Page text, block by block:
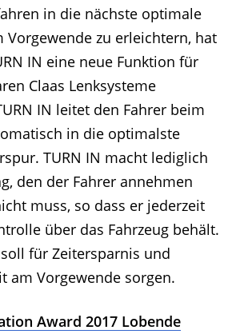
in die nächste optimale
Vorgewende zu erleichtern, hat
IN eine neue Funktion für
Claas Lenksysteme
IN leitet den Fahrer beim
in die optimalste
TURN IN macht lediglich
den der Fahrer annehmen
muss, so dass er jederzeit
über das Fahrzeug behält.
für Zeitersparnis und
am Vorgewende sorgen.
Award 2017 Lobende